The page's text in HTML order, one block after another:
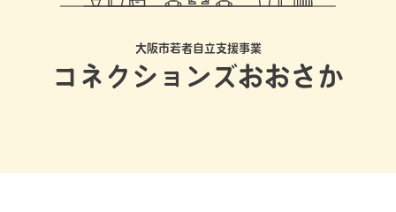
大阪市若者自立支援事業
コネクションズおおさか